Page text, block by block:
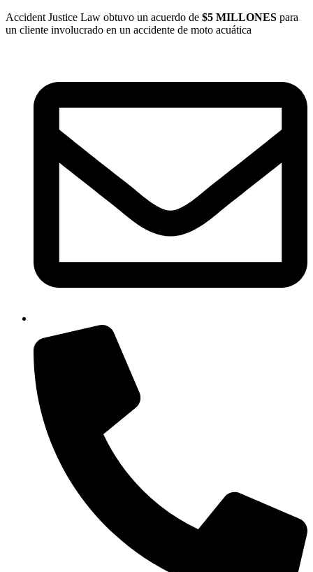
Ir
al
Accident Justice Law obtuvo un acuerdo de $5 MILLONES para
un cliente involucrado en un accidente de moto acuática